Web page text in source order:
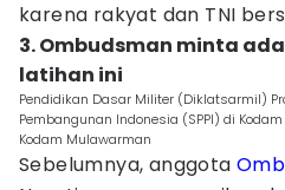
karena rakyat dan TNI
3. Ombudsman minta
latihan ini
Pendidikan Dasar Militer (Diklatsarmil)
Pembangunan Indonesia (SPPI) di
Kodam Mulawarman
Sebelumnya, anggota